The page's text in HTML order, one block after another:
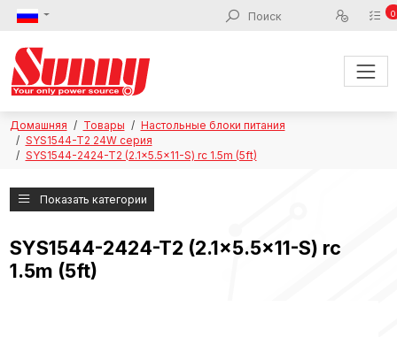
0
Домашняя Товары
Настольные блоки питания
SYS1544-T2 24W серия
SYS1544-2424-T2 (2.1x5.5x11-S) rc 1.5m (5ft)
Показать категории
SYS1544-2424-T2 (2.1x5.5x11-S) rc
1.5m (5ft)